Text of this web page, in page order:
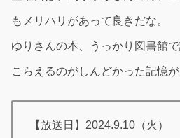
もメリハリがあって良きだな。
ゆりさんの本、うっかり図書館
こらえるのがしんどかった記憶が
【放送日】2024.9.10（火）